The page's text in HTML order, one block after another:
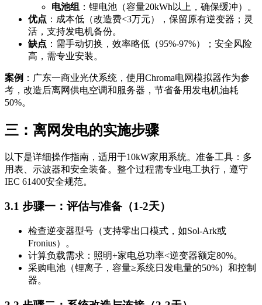
电池组 ：锂电池（容量20kWh以上，确保缓冲）。
优点 ：成本低（改造费<3万元），保留原有逆变器；灵
活，支持发电机备份。
缺点 ：需手动切换，效率略低（95%-97%）；安全风险
高，需专业安装。
案例 ：广东一商业光伏系统，使用Chroma电网模拟器作为参
考，改造后离网供电空调和服务器，节省备用发电机油耗
50%。
三：离网发电的实施步骤
以下是详细操作指南，适用于10kW家用系统。准备工具：多
用表、示波器和安全装备。整个过程需专业电工执行，遵守
IEC 61400安全规范。
3.1 步骤一：评估与准备（1-2天）
检查逆变器型号（支持零出口模式，如Sol-Ark或
Fronius）。
计算负载需求：照明+家电总功率<逆变器额定80%。
采购电池（锂离子，容量≥系统日发电量的50%）和控制
器。